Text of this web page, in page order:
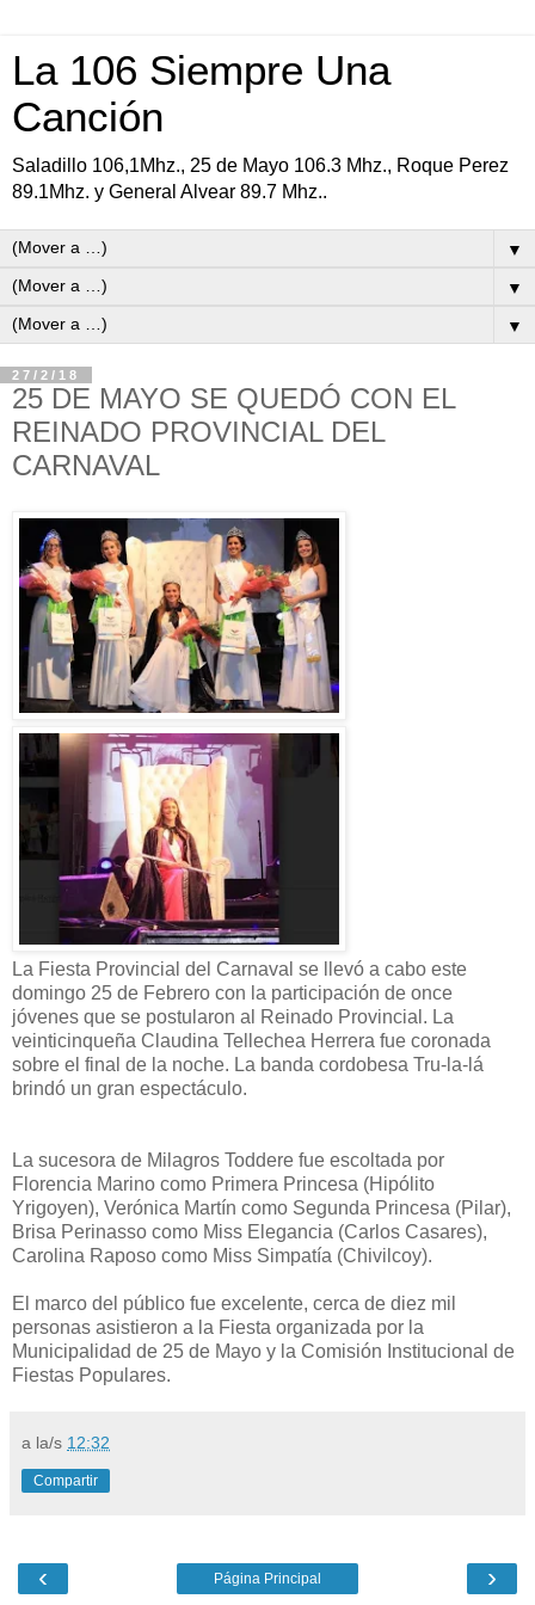
La 106 Siempre Una
Canción
Saladillo 106,1Mhz., 25 de Mayo 106.3 Mhz., Roque Perez
89.1Mhz. y General Alvear 89.7 Mhz..
▼
▼
▼
27/2/18
25 DE MAYO SE QUEDÓ CON EL
REINADO PROVINCIAL DEL
CARNAVAL
La Fiesta Provincial del Carnaval se llevó a cabo este
domingo 25 de Febrero con la participación de once
jóvenes que se postularon al Reinado Provincial. La
veinticinqueña Claudina Tellechea Herrera fue coronada
sobre el final de la noche. La banda cordobesa Tru-la-lá
brindó un gran espectáculo.
La sucesora de Milagros Toddere fue escoltada por
Florencia Marino como Primera Princesa (Hipólito
Yrigoyen), Verónica Martín como Segunda Princesa (Pilar),
Brisa Perinasso como Miss Elegancia (Carlos Casares),
Carolina Raposo como Miss Simpatía (Chivilcoy).
El marco del público fue excelente, cerca de diez mil
personas asistieron a la Fiesta organizada por la
Municipalidad de 25 de Mayo y la Comisión Institucional de
Fiestas Populares.
a la/s 12:32
Compartir
‹ ›
Página Principal